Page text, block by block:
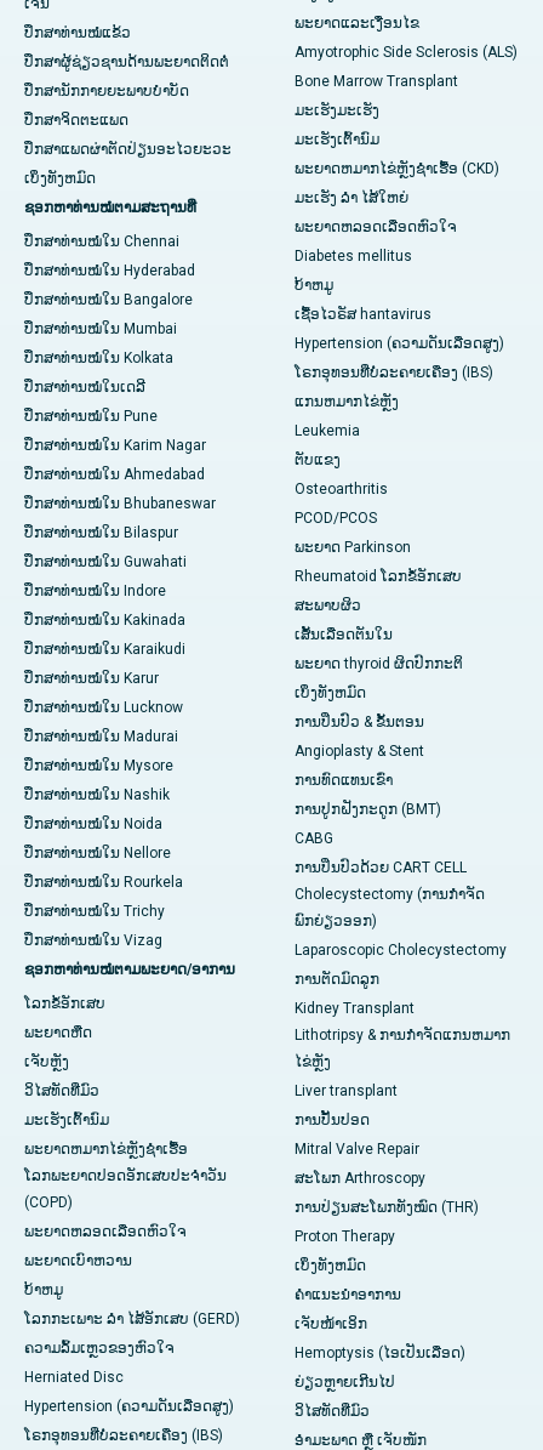
ເຈນ
ປຶກສາທ່ານໝໍແຂ້ວ
ປຶກສາຜູ້ຊ່ຽວຊານດ້ານພະຍາດຕິດຕໍ່
ປຶກສານັກກາຍຍະພາບບຳບັດ
ປຶກສາຈິດຕະແພດ
ປຶກສາແພດຜ່າຕັດປ່ຽນອະໄວຍະວະ
ເບິ່ງທັງຫມົດ
ຊອກຫາທ່ານໝໍຕາມສະຖານທີ່
ປຶກສາທ່ານໝໍໃນ Chennai
ປຶກສາທ່ານໝໍໃນ Hyderabad
ປຶກສາທ່ານໝໍໃນ Bangalore
ປຶກສາທ່ານໝໍໃນ Mumbai
ປຶກສາທ່ານໝໍໃນ Kolkata
ປຶກສາທ່ານໝໍໃນເດລີ
ປຶກສາທ່ານໝໍໃນ Pune
ປຶກສາທ່ານໝໍໃນ Karim Nagar
ປຶກສາທ່ານໝໍໃນ Ahmedabad
ປຶກສາທ່ານໝໍໃນ Bhubaneswar
ປຶກສາທ່ານໝໍໃນ Bilaspur
ປຶກສາທ່ານໝໍໃນ Guwahati
ປຶກສາທ່ານໝໍໃນ Indore
ປຶກສາທ່ານໝໍໃນ Kakinada
ປຶກສາທ່ານໝໍໃນ Karaikudi
ປຶກສາທ່ານໝໍໃນ Karur
ປຶກສາທ່ານໝໍໃນ Lucknow
ປຶກສາທ່ານໝໍໃນ Madurai
ປຶກສາທ່ານໝໍໃນ Mysore
ປຶກສາທ່ານໝໍໃນ Nashik
ປຶກສາທ່ານໝໍໃນ Noida
ປຶກສາທ່ານໝໍໃນ Nellore
ປຶກສາທ່ານໝໍໃນ Rourkela
ປຶກສາທ່ານໝໍໃນ Trichy
ປຶກສາທ່ານໝໍໃນ Vizag
ຊອກຫາທ່ານໝໍຕາມພະຍາດ/ອາການ
ໂລກຂໍ້ອັກເສບ
ພະຍາດຫືດ
ເຈັບ​ຫຼັງ
ວິໄສທັດທີ່ມົວ
ມະເຮັງເຕົ້ານົມ
ພະຍາດຫມາກໄຂ່ຫຼັງຊໍາເຮື້ອ
ໂລກພະຍາດປອດອັກເສບປະຈໍາວັນ
(COPD)
ພະຍາດຫລອດເລືອດຫົວໃຈ
ພະຍາດເບົາຫວານ
ບ້າຫມູ
ໂລກກະເພາະ ລຳ ໄສ້ອັກເສບ (GERD)
ຄວາມລົ້ມເຫຼວຂອງຫົວໃຈ
Herniated Disc
Hypertension (ຄວາມດັນເລືອດສູງ)
ໂຣກອຸທອນທີ່ບໍ່ລະຄາຍເຄືອງ (IBS)
ພະຍາດແລະເງື່ອນໄຂ
Amyotrophic Side Sclerosis (ALS)
Bone Marrow Transplant
ມະເຮັງມະເຮັງ
ມະເຮັງເຕົ້ານົມ
ພະຍາດຫມາກໄຂ່ຫຼັງຊໍາເຮື້ອ (CKD)
ມະເຮັງ ລຳ ໄສ້ໃຫຍ່
ພະຍາດຫລອດເລືອດຫົວໃຈ
Diabetes mellitus
ບ້າຫມູ
ເຊື້ອໄວຣັສ hantavirus
Hypertension (ຄວາມດັນເລືອດສູງ)
ໂຣກອຸທອນທີ່ບໍ່ລະຄາຍເຄືອງ (IBS)
ແກນ​ຫມາກ​ໄຂ່​ຫຼັງ
Leukemia
ຕັບແຂງ
Osteoarthritis
PCOD/PCOS
ພະຍາດ Parkinson
Rheumatoid ໂລກຂໍ້ອັກເສບ
ສະພາບຜິວ
ເສັ້ນເລືອດຕັນໃນ
ພະຍາດ thyroid ຜິດປົກກະຕິ
ເບິ່ງທັງຫມົດ
ການປິ່ນປົວ & ຂັ້ນຕອນ
Angioplasty & Stent
ການທົດແທນເຂົ່າ
ການປູກຝັງກະດູກ (BMT)
CABG
ການປິ່ນປົວດ້ວຍ CART CELL
Cholecystectomy (ການກຳຈັດ
ພົກຍ່ຽວອອກ)
Laparoscopic Cholecystectomy
ການຕັດມົດລູກ
Kidney Transplant
Lithotripsy & ການກໍາຈັດແກນຫມາກ
ໄຂ່ຫຼັງ
Liver transplant
ການປັ້ນປອດ
Mitral Valve Repair
ສະໂພກ Arthroscopy
ການປ່ຽນສະໂພກທັງໝົດ (THR)
Proton Therapy
ເບິ່ງທັງຫມົດ
ຄໍາແນະນໍາອາການ
ເຈັບໜ້າເອິກ
Hemoptysis (ໄອເປັນເລືອດ)
ຍ່ຽວຫຼາຍເກີນໄປ
ວິໄສທັດທີ່ມົວ
ອຳມະພາດ ຫຼື ເຈັບໜັກ